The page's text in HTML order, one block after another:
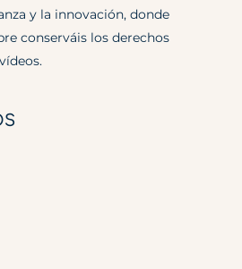
y la innovación, donde
conserváis los derechos